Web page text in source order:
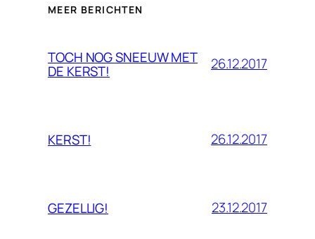
MEER BERICHTEN
TOCH NOG SNEEUW MET
DE KERST! 26.12.2017
KERST! 26.12.2017
GEZELLIG! 23.12.2017